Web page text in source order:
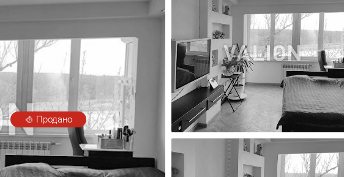
Продано